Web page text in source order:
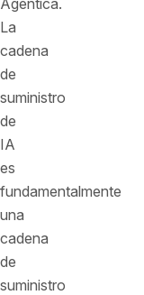
Agéntica.
La
cadena
de
suministro
de
IA
es
fundamentalmente
una
cadena
de
suministro